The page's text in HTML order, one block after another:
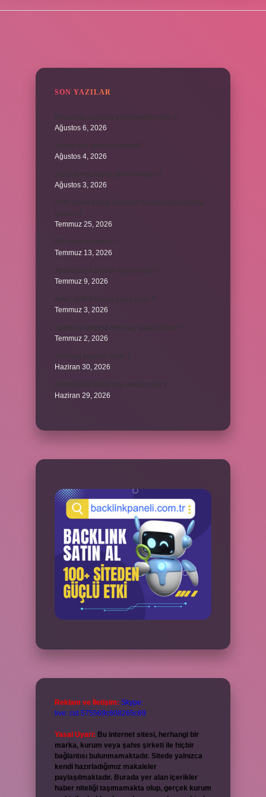
SON YAZILAR
Binalarda asansör yönetmeliği nedir ?
Ağustos 6, 2026
Ağustos 4, 2026
2025 Borsa hangi günler kapalı ?
Ağustos 3, 2026
Temmuz 25, 2026
Temmuz 13, 2026
Temmuz 9, 2026
Temmuz 3, 2026
Temmuz 2, 2026
Haziran 30, 2026
Haziran 29, 2026
Reklam ve İletişim: Skype:
live:.cid.575569c608265c69
Yasal Uyarı: Bu internet sitesi, herhangi bir
marka, kurum veya şahıs şirketi ile hiçbir
bağlantısı bulunmamaktadır. Sitede yalnızca
kendi hazırladığımız makaleler
paylaşılmaktadır. Burada yer alan içerikler
haber niteliği taşımamakta olup, gerçek kurum